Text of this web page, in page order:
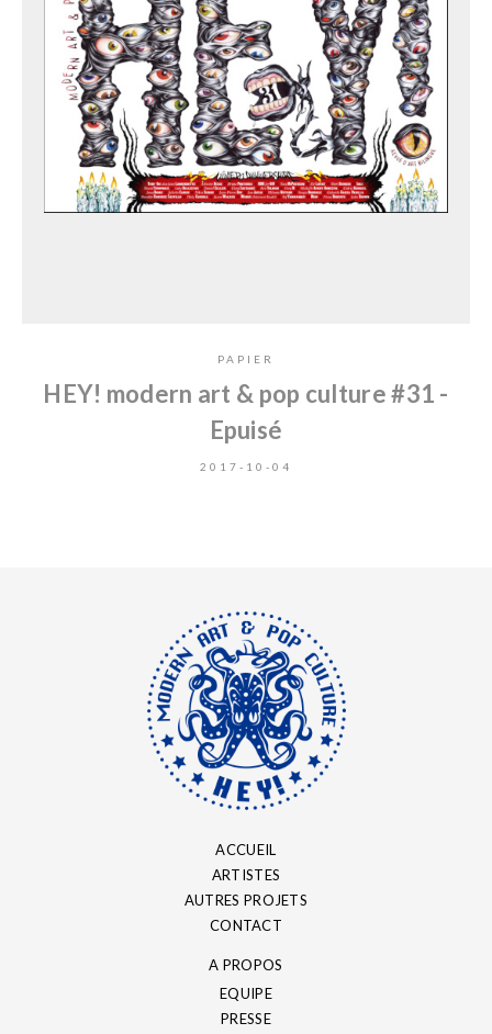
PAPIER
HEY! modern art & pop culture #31 -
Epuisé
2017-10-04
ACCUEIL
ARTISTES
AUTRES PROJETS
CONTACT
A PROPOS
EQUIPE
PRESSE